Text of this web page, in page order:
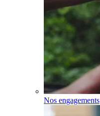
Nos engagements